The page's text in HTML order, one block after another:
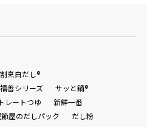
烹白だし®
善シリーズ
サッと鍋®
レートつゆ
新鮮一番
屋のだしパック だし粉